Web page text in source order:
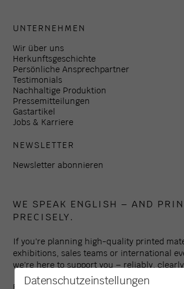
UNTERNEHMEN
Wir über uns
Herkunftsgeschichte
Persönliche Ansprechpartner
Testimonials
Nachhaltige Produktion
Pressemitteilungen
Gastartikel
Jobs & Karriere
NEWSLETTER
Newsletter abonnieren
WE SPEAK ENGLISH – AND
PRECISELY.
If you're planning high-quality printed
exhibitions, sales teams or international
we're here to support you – reliably,
Datenschutzeinstellungen